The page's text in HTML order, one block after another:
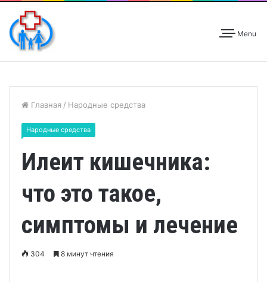
Menu
Главная / Народные средства
Народные средства
Илеит кишечника:
что это такое,
симптомы и лечение
304 8 минут чтения